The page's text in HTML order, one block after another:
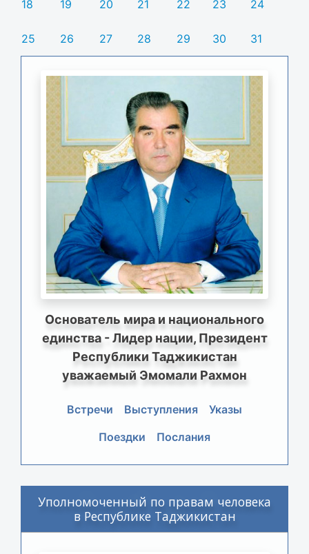
18 19 20 21 22 23 24
25 26 27 28 29 30 31
Основатель мира и национального
единства - Лидер нации, Президент
Республики Таджикистан
уважаемый Эмомали Рахмон
Встречи Выступления
Указы
Поездки
Послания
Уполномоченный по правам человека
в Республике Таджикистан